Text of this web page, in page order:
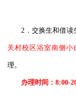
2．交换生和借读
关村校区浴室南侧小
理。
办理时间：8:00-